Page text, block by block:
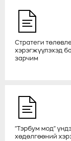
Стратеги
хэрэгжүүлэхэд
зарчим
"Тэрбум мод"
хөдөлгөөний